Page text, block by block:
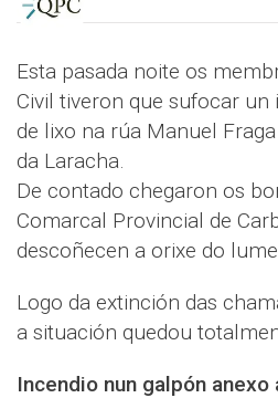
Esta pasada noite os
Civil tiveron que sufocar
de lixo na rúa Manuel
da Laracha.
De contado chegaron os
Comarcal Provincial de
descoñecen a orixe do lume
Logo da extinción das
a situación quedou
Incendio nun galpón